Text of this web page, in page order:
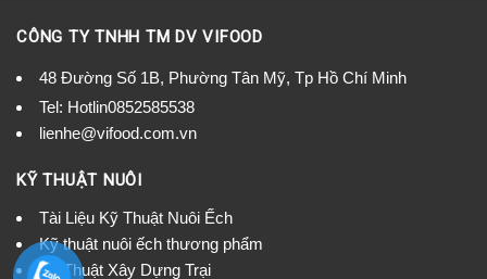
CÔNG TY TNHH TM DV VIFOOD
48 Đường Số 1B, Phường Tân Mỹ, Tp Hồ Chí Minh
Tel: Hotlin0852585538
lienhe@vifood.com.vn
KỸ THUẬT NUÔI
Tài Liệu Kỹ Thuật Nuôi Ếch
Kỹ thuật nuôi ếch thương phẩm
Kỹ Thuật Xây Dựng Trại